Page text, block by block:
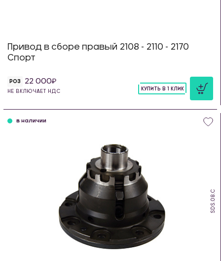
Привод в сборе правый 2108 - 2110 - 2170
Спорт
РОЗ 22 000
НЕ ВКЛЮЧАЕТ НДС
КУПИТЬ В 1 КЛИК
SDS.08.C
в наличии